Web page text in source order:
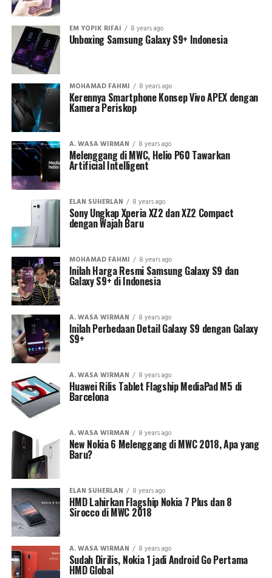
EM YOPIK RIFAI 8 years ago
Unboxing Samsung Galaxy S9+ Indonesia
MOHAMAD FAHMI 8 years ago
Kerennya Smartphone Konsep Vivo APEX dengan
Kamera Periskop
A. WASA WIRMAN 8 years ago
Melenggang di MWC, Helio P60 Tawarkan
Artificial Intelligent
ELAN SUHERLAN 8 years ago
Sony Ungkap Xperia XZ2 dan XZ2 Compact
dengan Wajah Baru
MOHAMAD FAHMI 8 years ago
Inilah Harga Resmi Samsung Galaxy S9 dan
Galaxy S9+ di Indonesia
A. WASA WIRMAN 8 years ago
Inilah Perbedaan Detail Galaxy S9 dengan Galaxy
S9+
A. WASA WIRMAN 8 years ago
Huawei Rilis Tablet Flagship MediaPad M5 di
Barcelona
A. WASA WIRMAN 8 years ago
New Nokia 6 Melenggang di MWC 2018, Apa yang
Baru?
ELAN SUHERLAN 8 years ago
HMD Lahirkan Flagship Nokia 7 Plus dan 8
Sirocco di MWC 2018
A. WASA WIRMAN 8 years ago
Sudah Dirilis, Nokia 1 jadi Android Go Pertama
HMD Global